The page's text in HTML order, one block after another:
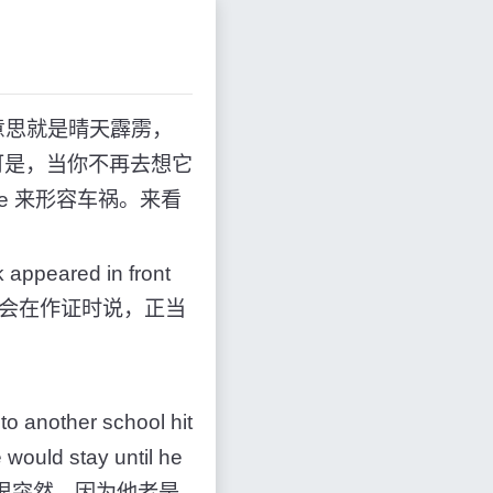
就是晴天霹雳，
，当你不再去想它
来形容车祸。来看
appeared in front
在作证时说，正当
another school hit
stay until he